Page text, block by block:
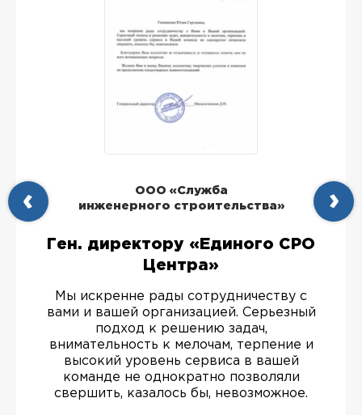
ООО «Служба
инженерного строительства»
Ген. директору «Единого СРО
Центра»
Мы искренне рады сотрудничеству с
вами и вашей организацией. Серьезный
подход к решению задач,
внимательность к мелочам, терпение и
высокий уровень сервиса в вашей
команде не однократно позволяли
свершить, казалось бы, невозможное.